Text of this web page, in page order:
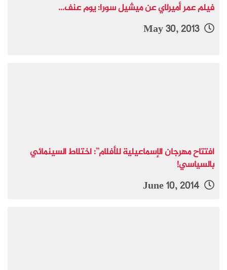
فيلم عمر أميرلاي عن ميشيل سورا: يوم عنف...
May 30, 2013
افتتاح مهرجان الإسماعيلية للأفلام”: اختلاط السينمائي
بالسياسي!